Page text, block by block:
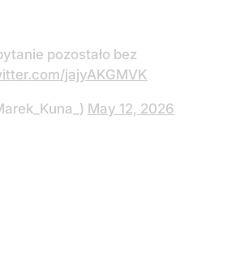
pozostało bez
jajyAKGMVK
May 12, 2026